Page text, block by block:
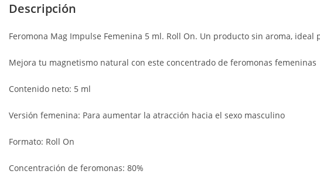
Descripción
Feromona Mag Impulse Femenina 5 ml. Roll On. Un producto sin aroma,
Mejora tu magnetismo natural con este concentrado de feromonas femeninas
Contenido neto: 5 ml
Versión femenina: Para aumentar la atracción hacia el sexo masculino
Formato: Roll On
Concentración de feromonas: 80%